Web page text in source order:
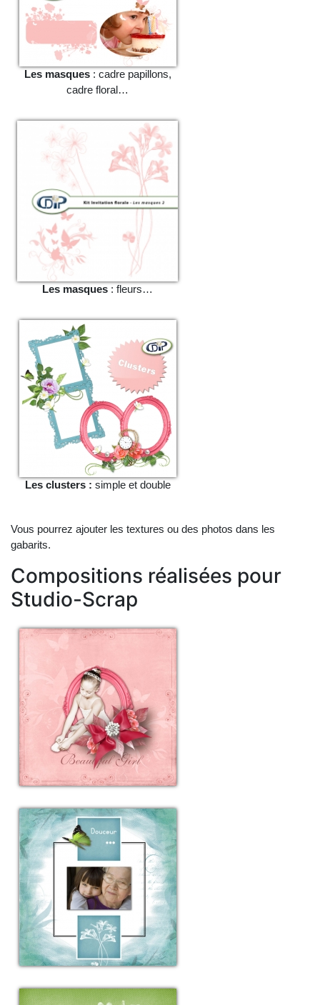
Les masques: cadre papillons,
cadre floral…
Les masques : fleurs…
Les clusters : simple et double
Vous pourrez ajouter les textures ou des photos dans les
gabarits.
Compositions réalisées pour
Studio-Scrap